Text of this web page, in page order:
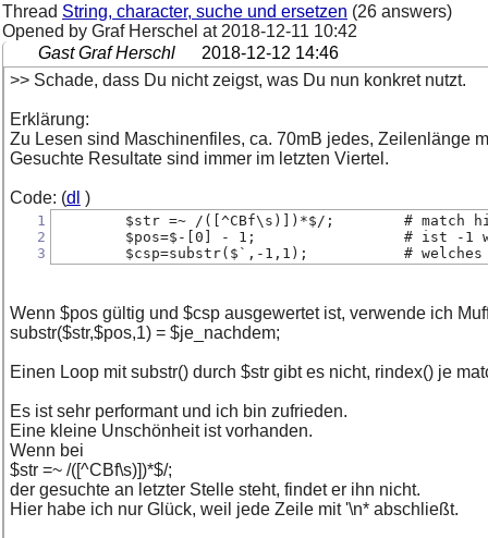
Thread String, character, suche und ersetzen (26 answers)
Opened by Graf Herschel at 2018-12-11 10:42
Gast Graf Herschl
2018-12-12 14:46
>> Schade, dass Du nicht zeigst, was Du nun konkret nutzt.
Erklärung:
Zu Lesen sind Maschinenfiles, ca. 70mB jedes, Zeilenlänge
Gesuchte Resultate sind immer im letzten Viertel.
Code: (dl )
1
2
3
$str =~ /
$pos=$-[0]
Wenn $pos gültig und $csp ausgewertet ist, verwende ich
substr($str,$pos,1) = $je_nachdem;
Einen Loop mit substr() durch $str gibt es nicht, rindex() je
Es ist sehr performant und ich bin zufrieden.
Eine kleine Unschönheit ist vorhanden.
Wenn bei
$str =~ /([^CBf\s)])*$/;
der gesuchte an letzter Stelle steht, findet er ihn nicht.
Hier habe ich nur Glück, weil jede Zeile mit '\n* abschließt.